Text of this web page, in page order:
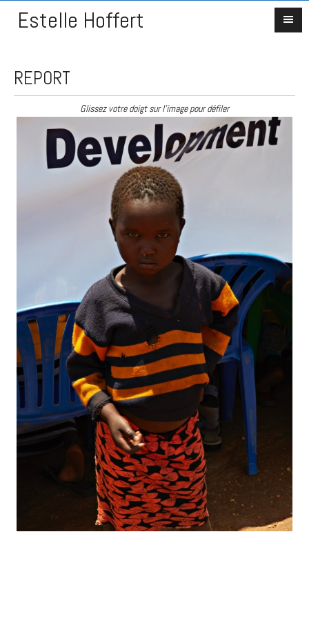
Estelle Hoffert
REPORT
Glissez votre doigt sur l'image pour défiler